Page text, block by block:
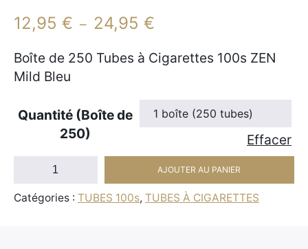
12,95 € – 24,95 €
a
d
r
i
x
Boîte de 250 Tubes à Cigarettes 100s ZEN
Mild Bleu
Quantité (Boîte de
250)
Effacer
quantité
Boîte
AJOUTER AU PANIER
Catégories : TUBES 100s, TUBES À CIGARETTES